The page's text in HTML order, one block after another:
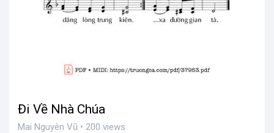
Đi Về Nhà Chúa
Mai Nguyên Vũ • 200 views